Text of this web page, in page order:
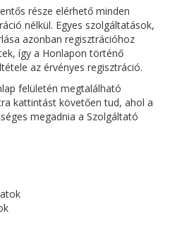
része elérhető minden
nélkül. Egyes szolgáltatások,
azonban regisztrációhoz
így a Honlapon történő
az érvényes regisztráció.
felületén megtalálható
kattintást követően tud, ahol a
megadnia a Szolgáltató